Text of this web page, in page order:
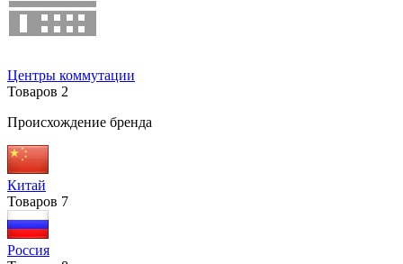
Центры коммутации
Товаров 2
Происхождение бренда
Китай
Товаров 7
Россия